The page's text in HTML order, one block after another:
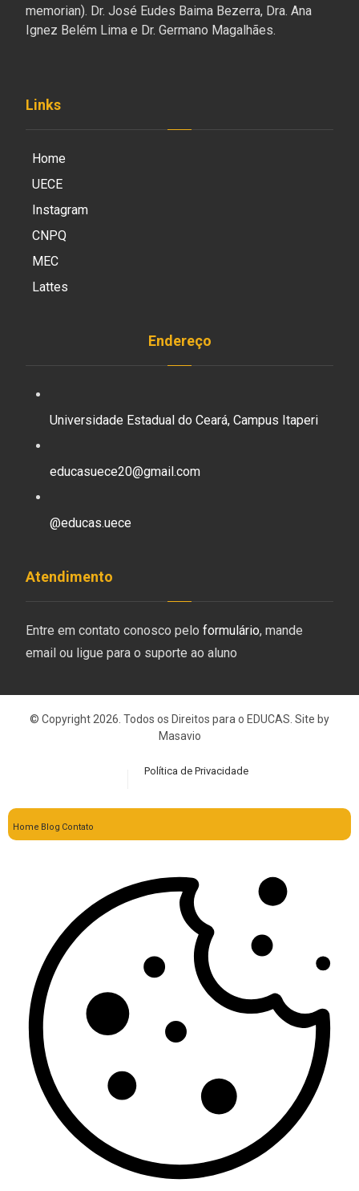
memorian). Dr. José Eudes Baima Bezerra, Dra. Ana
Ignez Belém Lima e Dr. Germano Magalhães.
Links
Home
UECE
Instagram
CNPQ
MEC
Lattes
Endereço
Universidade Estadual do Ceará, Campus Itaperi
educasuece20@gmail.com
@educas.uece
Atendimento
Entre em contato conosco peloformulário, mande
email ou ligue para o suporte ao aluno
© Copyright 2026. Todos os Direitos para o EDUCAS. Site by
Masavio
Política de Privacidade
Home Blog Contato